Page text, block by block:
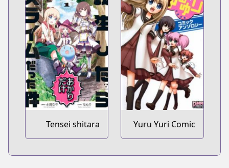
Yuru Yuri Comic
Anthology
Tensei shitara
Akari dake Slime